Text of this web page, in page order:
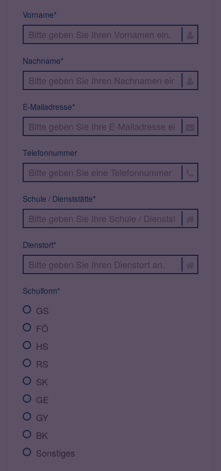
Vorname*
Nachname*
E-Mailadresse*
Telefonnummer
Schule / Dienststätte*
Dienstort*
Schulform*
GS
FÖ
HS
RS
SK
GE
GY
BK
Sonstiges